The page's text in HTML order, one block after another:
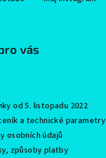
vás
od 5. listopadu 2022
a technické parametry
osobních údajů
způsoby platby